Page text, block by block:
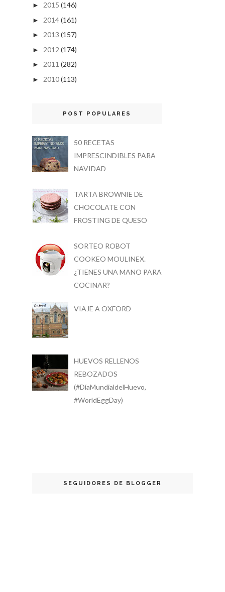
► 2015 (146)
► 2014(161)
► 2013 (157)
► 2012 (174)
► 2011 (282)
► 2010(113)
POST POPULARES
50 RECETAS
IMPRESCINDIBLES PARA
NAVIDAD
TARTA BROWNIE DE
CHOCOLATE CON
FROSTING DE QUESO
SORTEO ROBOT
COOKEO MOULINEX.
¿TIENES UNA MANO PARA
COCINAR?
VIAJE A OXFORD
HUEVOS RELLENOS
REBOZADOS
(#DíaMundialdelHuevo,
#WorldEggDay)
SEGUIDORES DE BLOGGER